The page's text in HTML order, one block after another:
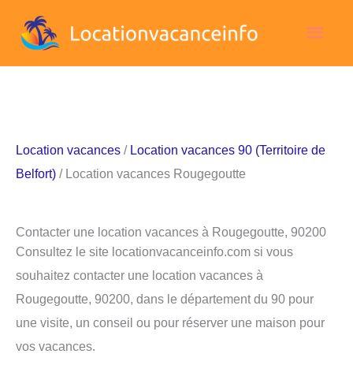
Location vacances / Location vacances 90 (Territoire de
Belfort) / Location vacances Rougegoutte
Contacter une location vacances à Rougegoutte, 90200
Consultez le site locationvacanceinfo.com si vous
souhaitez contacter une location vacances à
Rougegoutte, 90200, dans le département du 90 pour
une visite, un conseil ou pour réserver une maison pour
vos vacances.